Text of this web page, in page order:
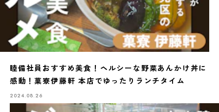
睦備社員おすすめ美食！ヘルシーな野菜あんかけ丼に
感動！菓寮伊藤軒 本店でゆったりランチタイム
2024.08.26